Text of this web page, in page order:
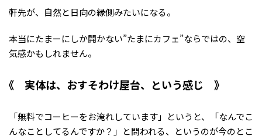
軒先が、自然と日向の縁側みたいになる。
本当にたまーにしか開かない”たまにカフェ”ならではの、空
気感かもしれません。
実体は、おすそわけ屋台、という感じ
「無料でコーヒーをお淹れしています」というと、「なんでこ
んなことしてるんですか？」と問われる、というのが今のとこ